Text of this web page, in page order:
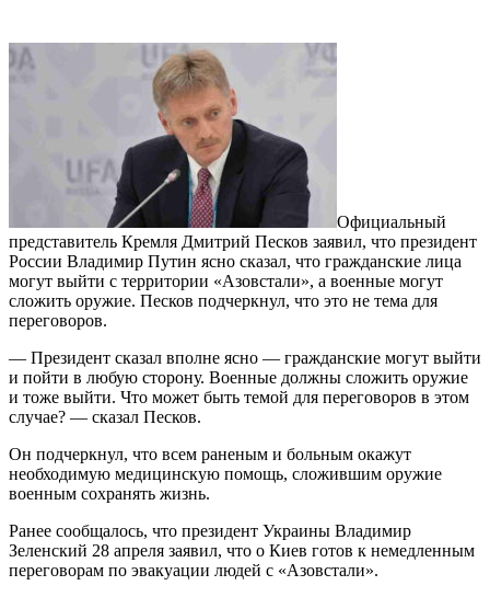
Официальный
представитель Кремля Дмитрий Песков заявил, что президент
России Владимир Путин ясно сказал, что гражданские лица
могут выйти с территории «Азовстали», а военные могут
сложить оружие. Песков подчеркнул, что это не тема для
переговоров.
— Президент сказал вполне ясно — гражданские могут выйти
и пойти в любую сторону. Военные должны сложить оружие
и тоже выйти. Что может быть темой для переговоров в этом
случае? — сказал Песков.
Он подчеркнул, что всем раненым и больным окажут
необходимую медицинскую помощь, сложившим оружие
военным сохранять жизнь.
Ранее сообщалось, что президент Украины Владимир
Зеленский 28 апреля заявил, что о Киев готов к немедленным
переговорам по эвакуации людей с «Азовстали».